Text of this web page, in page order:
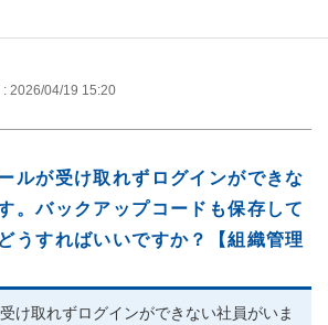
: 2026/04/19 15:20
ルが受け取れずログインができな
。バックアップコードも保存して
うすればいいですか？【組織管理
け取れずログインができない社員がいま